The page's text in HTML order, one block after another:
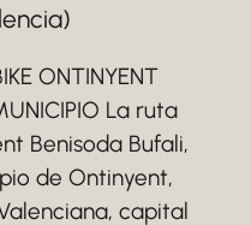
ONTINYENT
La ruta
Benisoda Bufali,
de Ontinyent,
capital